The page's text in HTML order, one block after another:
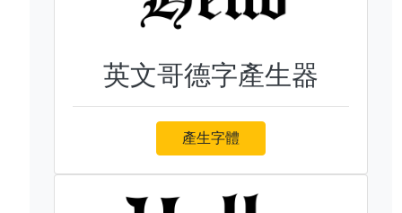
英文哥德字產生器
產生字體